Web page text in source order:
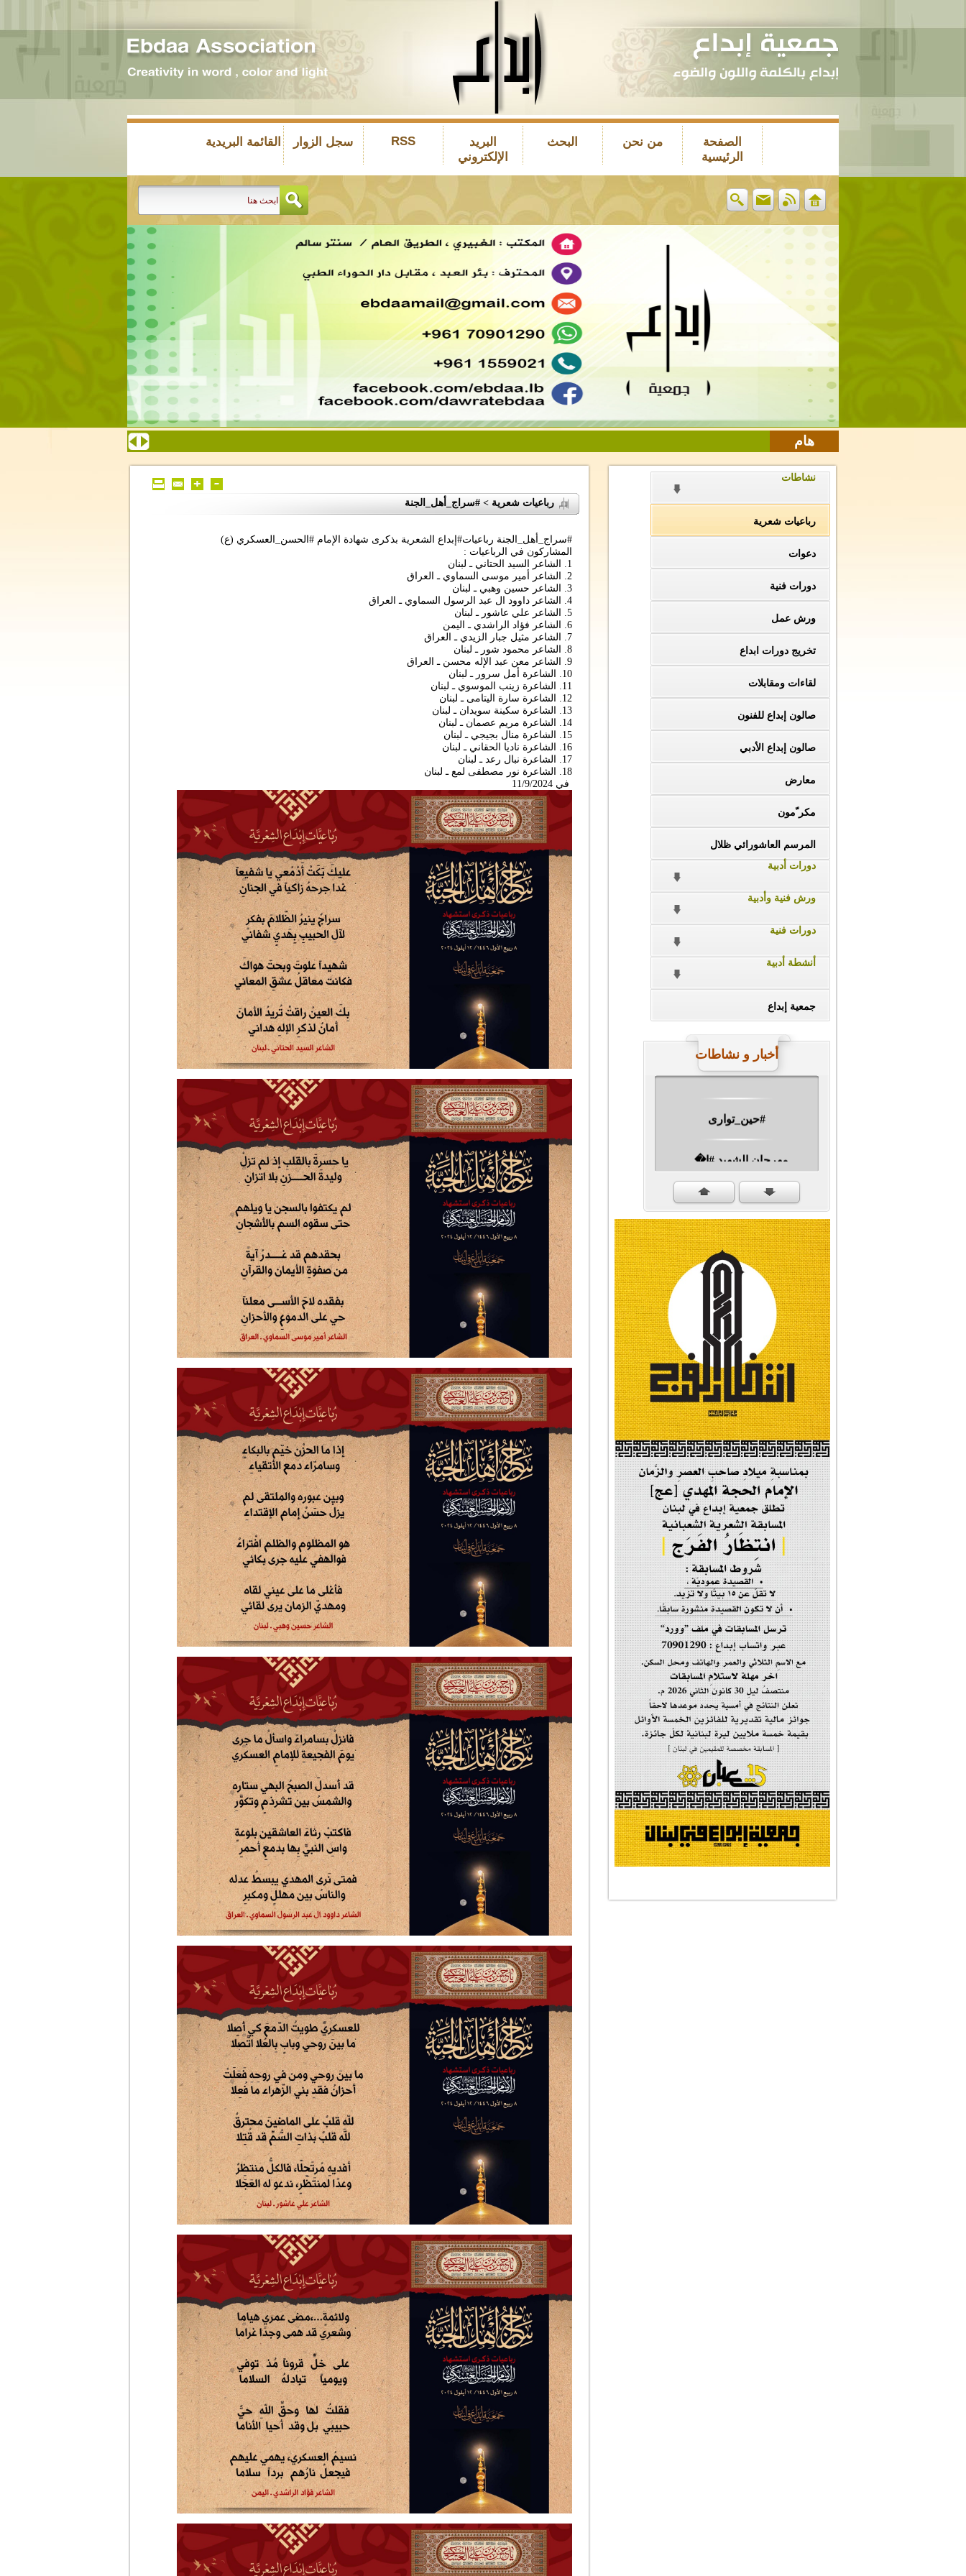
الصفحة
الرئيسية
من نحن البحث
البريد
الإلكتروني
RSS سجل الزوار القائمة البريدية
هام
نشاطات
رباعيات شعرية
دعوات
دورات فنية
ورش عمل
تخريج دورات ابداع
لقاءات ومقابلات
صالون إبداع للفنون
صالون إبداع الأدبي
معارض
مكر ّمون
المرسم العاشورائي ظلال
دورات أدبية
ورش فنية وأدبية
دورات فنية
أنشطة أدبية
جمعية إبداع
أخبار و نشاطات
#ناصر_دين_الله
#سنكمل_الطريق
#تبريكات_انتصار_�...
#نداء_الأنبياء
#شجرة_النبوة
#وأنا_على_دين_محم...
#بأمانة_موسى_بن_ج...
#إيران_حرم_فاطمة ...
| #فخر_المخدرات |
#صحيفة_المؤمن
إحتفالية #رياحين...
إحتفالية تكريم ا...
#فاطمة_روحي
مولد السيدة #الز�...
#أم_الشهداء
#النجم_الثاقب
#الصديقة_الشهيدة
#على_اُهبة_الدم
ركن الخط العربي
رباعيات شعرية > #سراج_أهل_الجنة
#سراج_أهل_الجنة رباعيات#إبداع الشعرية بذكرى شهادة الإمام #الحسن_العسكري (ع)
المشاركون في الرباعيات :
1. الشاعر السيد الحتاني ـ لبنان
2. الشاعر أمير موسى السماوي ـ العراق
3. الشاعر حسين وهبي ـ لبنان
4. الشاعر داوود ال عبد الرسول السماوي ـ العراق
5. الشاعر علي عاشور ـ لبنان
6. الشاعر فؤاد الراشدي ـ اليمن
7. الشاعر مثيل جبار الزيدي ـ العراق
8. الشاعر محمود شور ـ لبنان
9. الشاعر معن عبد الإله محسن ـ العراق
10. الشاعرة أمل سرور ـ لبنان
11. الشاعرة زينب الموسوي ـ لبنان
12. الشاعرة سارة اليتامى ـ لبنان
13. الشاعرة سكينة سويدان ـ لبنان
14. الشاعرة مريم عصمان ـ لبنان
15. الشاعرة منال بجيجي ـ لبنان
16. الشاعرة ناديا الحقاني ـ لبنان
17. الشاعرة نبال رعد ـ لبنان
18. الشاعرة نور مصطفى لمع ـ لبنان
في 11/9/2024